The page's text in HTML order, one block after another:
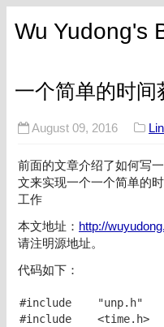
Wu Yudong's
一个简单的时间
August 09, 2016
前面的文章介绍了如何写
文来实现一个一个简单的
工作
本文地址： http://
请注明源地址。
代码如下：
#include    "unp.h"
#include    <time.h>